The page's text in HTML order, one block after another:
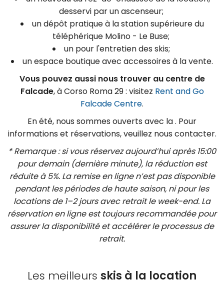
desservi par un ascenseur;
un dépôt pratique à la station supérieure du
téléphérique Molino - Le Buse;
un pour l'entretien des skis;
un espace boutique avec accessoires à la vente.
Vous pouvez aussi nous trouver au centre de
Falcade, à Corso Roma 29 : visitez Rent and Go
Falcade Centre.
En été, nous sommes ouverts avec la. Pour
informations et réservations, veuillez nous contacter.
* Remarque : si vous réservez aujourd’hui après 15:00
pour demain (dernière minute), la réduction est
réduite à 5%. La remise en ligne n’est pas disponible
pendant les périodes de haute saison, ni pour les
locations de 1–2 jours avec retrait le week-end. La
réservation en ligne est toujours recommandée pour
assurer la disponibilité et accélérer le processus de
retrait.
Les meilleurs skis à la location